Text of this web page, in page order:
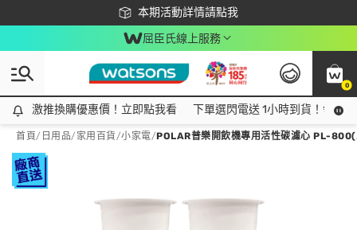
本期活動詳情請點我
下載app最高回饋$350
屈臣氏線上服務
0
激推換購優惠價！立即點我看
激推換購優惠價！立即點我看 下單選閃電送 1小時到貨！領神
首頁/ 日用品/ 家用百貨/小家電/POLAR普樂開飲機專用活性碳濾心 PL-